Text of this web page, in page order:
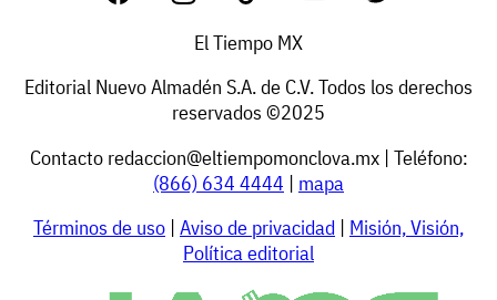
El Tiempo MX
Editorial Nuevo Almadén S.A. de C.V. Todos los derechos
reservados ©2025
Contacto redaccion@eltiempomonclova.mx| Teléfono:
(866) 634 4444 | mapa
Términos de uso | Aviso de privacidad | Misión, Visión,
Política editorial